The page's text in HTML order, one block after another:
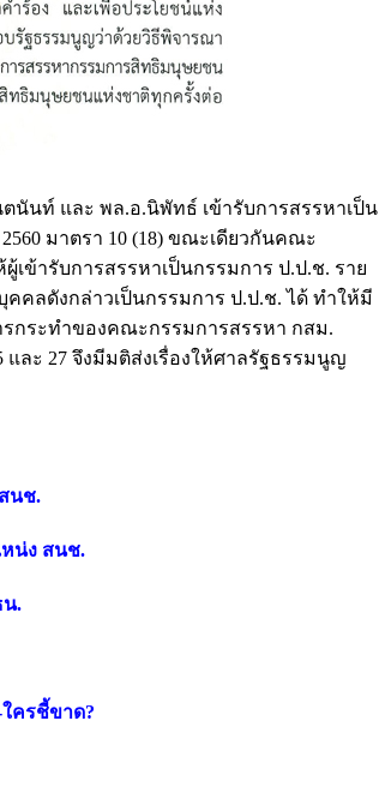
นันท์ และ พล.อ.นิพัทธ์ เข้ารับการสรรหาเป็น
มาตรา 10 (18) ขณะเดียวกันคณะ
ข้ารับการสรรหาเป็นกรรมการ ป.ป.ช. ราย
คลดังกล่าวเป็นกรรมการ ป.ป.ช. ได้ ทำให้มี
รกระทำของคณะกรรมการสรรหา กสม.
ละ 27 จึงมีมติส่งเรื่องให้ศาลรัฐธรรมนูญ
นช.
น่ง สนช.
น.
ครชี้ขาด?